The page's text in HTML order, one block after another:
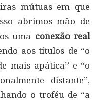
mútuas em que
abrimos mão de
uma conexão real
aos títulos de “o
mais apática” e “o
distante”,
o troféu de “a